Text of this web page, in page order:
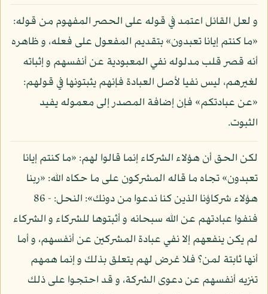
و لعل القائل اعتمد في قوله على الحصر المفهوم من قوله:
«ما كنتم إيانا تعبدون» بتقديم المفعول على فعله، و ظاهره
أنه قصر قلب مدلوله نفي المعبودية عن أنفسهم و إثباته
لغيرهم، ليس نفيا لأصل العبادة فإنهم يثبتونها في قولهم:
«عن عبادتكم» فإن إضافة المصدر إلى معموله يفيد
الثبوت.
لكن الحق أن هؤلاء الشركاء إنما قالوا لهم: «ما كنتم إيانا
تعبدون» تجاه ما قاله المشركون على ما حكاه الله: «ربنا
هؤلاء شركاؤنا الذين كنا ندعوا من دونك»: النحل: - 86
فنفوا عبادتهم عن الله سبحانه و أثبتوها للشركاء و الشركاء
لم يكن ينفعهم إلا نفي عبادة المشركين عن أنفسهم، و أما
أنها ثابتة لمن؟ فلا غرض لهم يتعلق بذلك و إنما همهم
تنزيه أنفسهم عن دعوى الشركة، و قد احتجوا على ذلك